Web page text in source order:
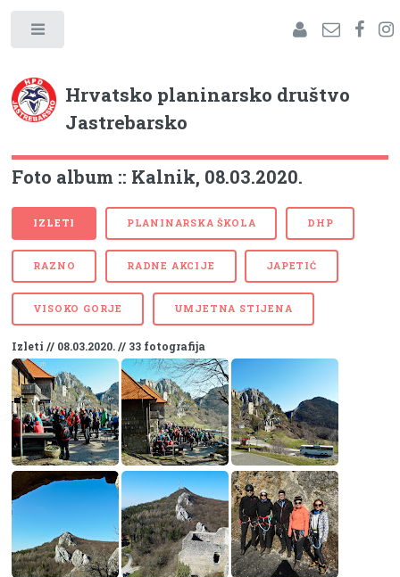
Hrvatsko planinarsko društvo
Jastrebarsko
Foto album :: Kalnik, 08.03.2020.
IZLETI PLANINARSKA ŠKOLA DHP
RAZNO RADNE AKCIJE JAPETIĆ
VISOKO GORJE UMJETNA STIJENA
Izleti // 08.03.2020. // 33 fotografija